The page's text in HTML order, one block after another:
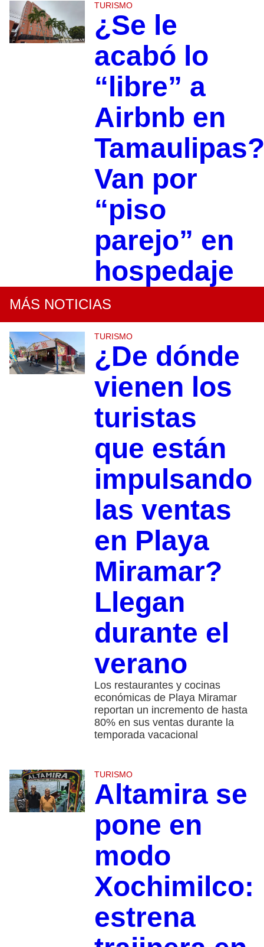
TURISMO
¿Se le
acabó lo
“libre” a
Airbnb en
Tamaulipas?
Van por
“piso
parejo” en
hospedaje
MÁS NOTICIAS
TURISMO
¿De dónde
vienen los
turistas
que están
impulsando
las ventas
en Playa
Miramar?
Llegan
durante el
verano
Los restaurantes y cocinas
económicas de Playa Miramar
reportan un incremento de hasta
80% en sus ventas durante la
temporada vacacional
TURISMO
Altamira se
pone en
modo
Xochimilco:
estrena